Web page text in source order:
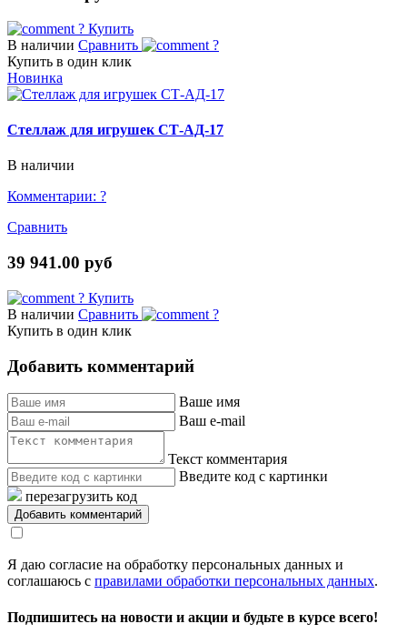
? Купить
В наличии Сравнить
?
Купить в один клик
Новинка
Стеллаж для игрушек СТ-АД-17
В наличии
Комментарии: ?
Сравнить
39 941.00 руб
? Купить
В наличии Сравнить
?
Купить в один клик
Добавить комментарий
Ваше имя
Ваш e-mail
Текст комментария
Введите код с картинки
перезагрузить код
Я даю согласие на обработку персональных данных и
соглашаюсь с правилами обработки персональных данных.
Подпишитесь на новости и акции и будьте в курсе всего!